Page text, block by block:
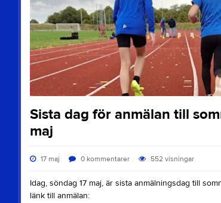
Sista dag för anmälan till
maj
17 maj 0 kommentarer 552 visningar
Idag, söndag 17 maj, är sista anmälningsdag till
länk till anmälan: